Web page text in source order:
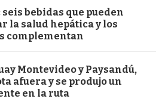
bebidas que pueden
la salud hepática y los
complementan
Montevideo y Paysandú,
afuera y se produjo un
en la ruta